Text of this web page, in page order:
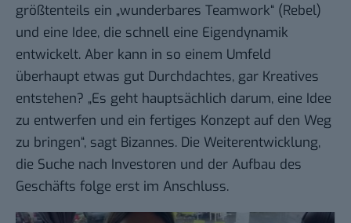
größtenteils ein „wunderbares Teamwork“ (Rebel)
und eine Idee, die schnell eine Eigendynamik
entwickelt. Aber kann in so einem Umfeld
überhaupt etwas gut Durchdachtes, gar Kreatives
entstehen? „Es geht hauptsächlich darum, eine Idee
zu entwerfen und ein fertiges Konzept auf den Weg
zu bringen“, sagt Bizannes. Die Weiterentwicklung,
die Suche nach Investoren und der Aufbau des
Geschäfts folge erst im Anschluss.